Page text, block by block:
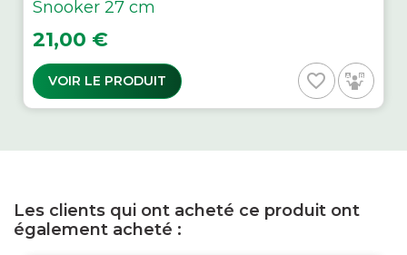
Snooker 27 cm
Prix
21,00 €
VOIR LE PRODUIT favorite_border
Les clients qui ont acheté ce produit ont
également acheté :